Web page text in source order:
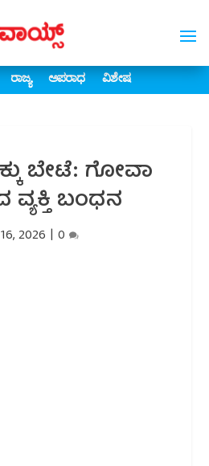
ರಾಜ್ಯ ಅಪರಾಧ ವಿಶೇಷ
ಬೇಟೆ: ಗೋವಾ
ಬಂಧನ
2026 | 0